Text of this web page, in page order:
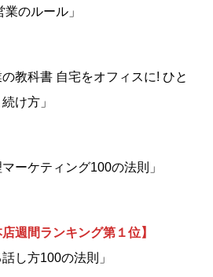
のルール」
の教科書 自宅をオフィスに! ひと
け方」
マーケティング100の法則」
週間ランキング第１位】
し方100の法則」